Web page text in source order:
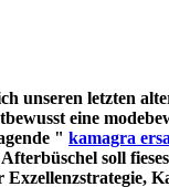
unseren letzten
eine
" kamagra
soll